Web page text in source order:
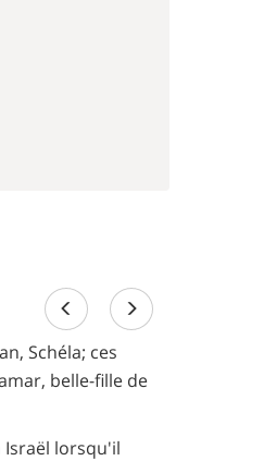
Schéla; ces
belle-fille de
Israël lorsqu'il